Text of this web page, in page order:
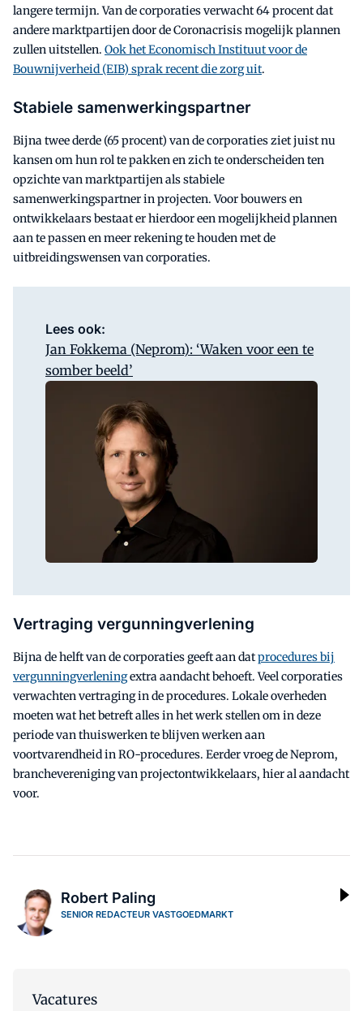
langere termijn. Van de corporaties verwacht 64 procent dat
andere marktpartijen door de Coronacrisis mogelijk plannen
zullen uitstellen. Ook het Economisch Instituut voor de
Bouwnijverheid (EIB) sprak recent die zorg uit.
Stabiele samenwerkingspartner
Bijna twee derde (65 procent) van de corporaties ziet juist nu
kansen om hun rol te pakken en zich te onderscheiden ten
opzichte van marktpartijen als stabiele
samenwerkingspartner in projecten. Voor bouwers en
ontwikkelaars bestaat er hierdoor een mogelijkheid plannen
aan te passen en meer rekening te houden met de
uitbreidingswensen van corporaties.
Lees ook:
Jan Fokkema (Neprom): ‘Waken voor een te
somber beeld’
Vertraging vergunningverlening
Bijna de helft van de corporaties geeft aan datprocedures bij
vergunningverleningextra aandacht behoeft. Veel corporaties
verwachten vertraging in de procedures. Lokale overheden
moeten wat het betreft alles in het werk stellen om in deze
periode van thuiswerken te blijven werken aan
voortvarendheid in RO-procedures. Eerder vroeg de Neprom,
branchevereniging van projectontwikkelaars, hier al aandacht
voor.
Robert Paling
SENIOR REDACTEUR VASTGOEDMARKT
Vacatures